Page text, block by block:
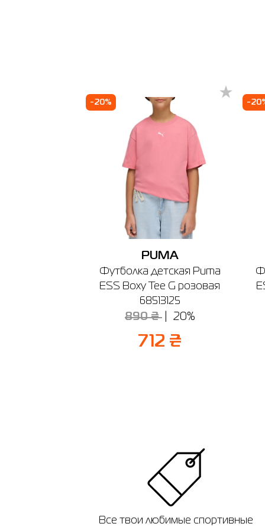
-20%
PUMA
Футболка детская Puma
ESS Boxy Tee G розовая
68513125
890 ₴ 20%
712 ₴
-
Все твои любимые спортивные